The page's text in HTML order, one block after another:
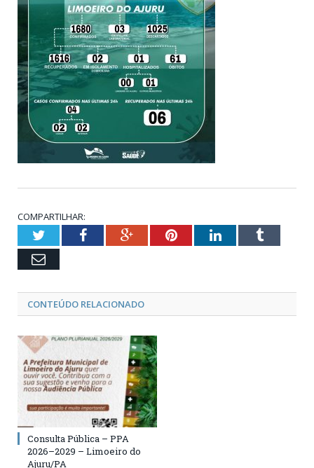
COMPARTILHAR:
TwitterFacebookGoogle+PinterestLinkedInTumblr
Email
CONTEÚDO RELACIONADO
Consulta Pública – PPA
2026–2029 – Limoeiro do
Ajuru/PA